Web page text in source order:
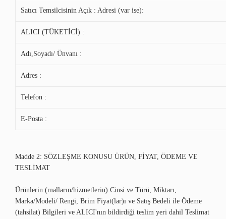
Satıcı Temsilcisinin Açık : Adresi (var ise):
ALICI (TÜKETİCİ) :
Adı,Soyadı/ Ünvanı :
Adres :
Telefon :
E-Posta :
Madde 2: SÖZLEŞME KONUSU ÜRÜN, FİYAT, ÖDEME VE
TESLİMAT
Ürünlerin (malların/hizmetlerin) Cinsi ve Türü, Miktarı,
Marka/Modeli/ Rengi, Brim Fiyat(lar)ı ve Satış Bedeli ile Ödeme
(tahsilat) Bilgileri ve ALICI'nın bildirdiği teslim yeri dahil Teslimat